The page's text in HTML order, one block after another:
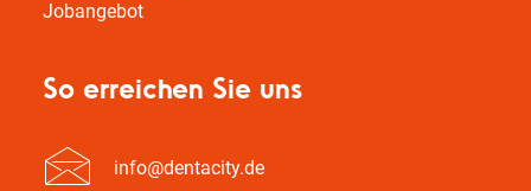
Jobangebot
So erreichen Sie uns
info@dentacity.de